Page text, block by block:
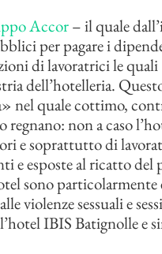
Accor– il quale
per pagare i
di lavoratrici le
dell’hotelleria.
nel quale cottimo,
non a caso
e soprattutto di
e esposte al ricatto del
sono particolarmente
violenze sessuali e
IBIS Batignolle e